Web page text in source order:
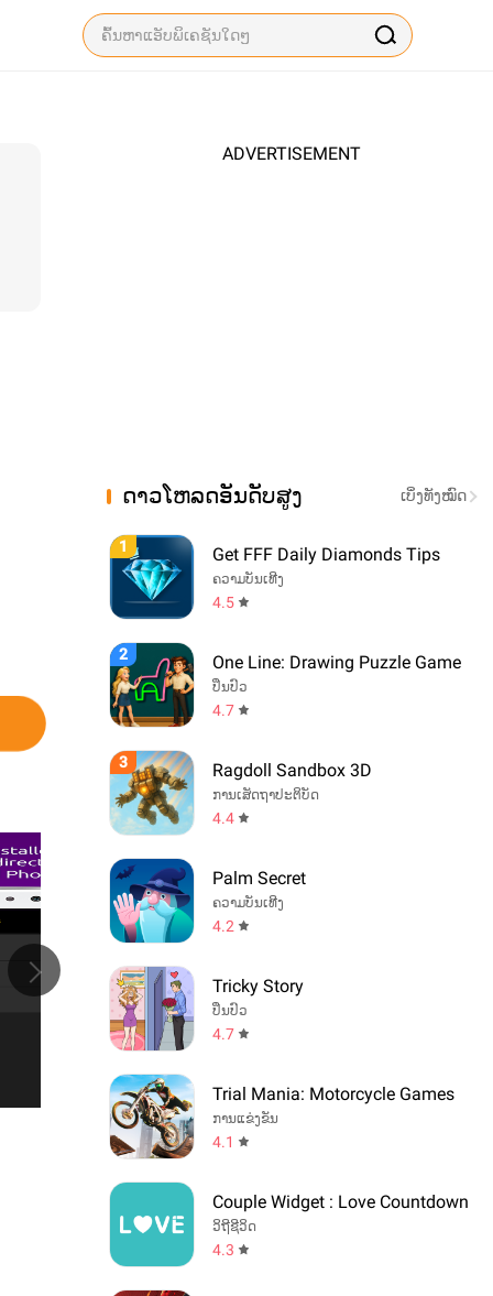
ADVERTISEMENT
ດາວໂຫລດອັນດັບສູງ ເບິ່ງທັງໝົດ
1 Get FFF Daily Diamonds Tips
ຄວາມບັນເທີງ
4.5
2 One Line: Drawing Puzzle Game
ປິ່ນປົວ
4.7
3 Ragdoll Sandbox 3D
ການເສັດຖາປະຕິບັດ
4.4
Palm Secret
ຄວາມບັນເທີງ
4.2
Tricky Story
ປິ່ນປົວ
4.7
Trial Mania: Motorcycle Games
ການແຂ່ງຂັນ
4.1
Couple Widget : Love Countdown
ວິຖີຊີວິດ
4.3